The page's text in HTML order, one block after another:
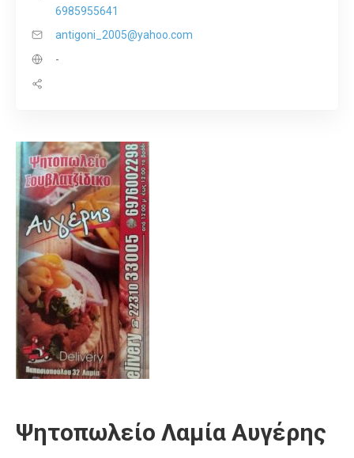
6985955641
antigoni_2005@yahoo.com
-
Ψητοπωλείο Λαμία Αυγέρης